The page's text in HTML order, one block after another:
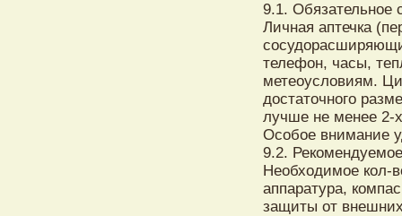
9.1. Обязательное
Личная аптечка
телефон, часы,
метеоусловиям.
достаточного
лучше не менее 2-
Особое внимание
9.2.
Необходимое кол-
аппаратура,
защиты от